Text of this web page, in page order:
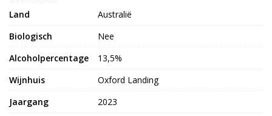
Land
Australië
Biologisch
Nee
Alcoholpercentage
13,5%
Wijnhuis
Oxford Landing
Jaargang
2023